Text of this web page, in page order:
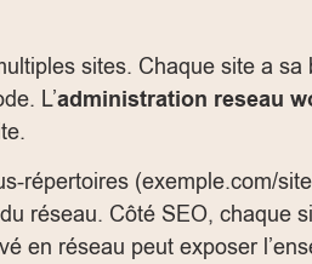
sites. Chaque site a sa
L’administration reseau
répertoires (exemple.com/
réseau. Côté SEO, chaque
réseau peut exposer